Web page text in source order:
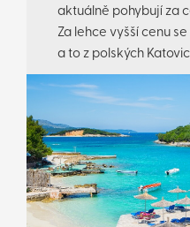
aktuálně pohybují za
Za lehce vyšší cenu
a to z polských